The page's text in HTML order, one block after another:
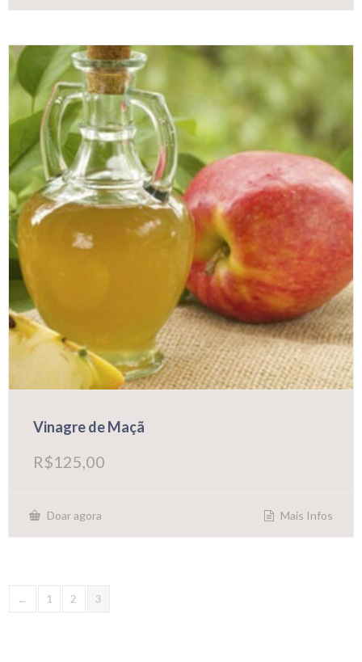
Vinagre de Maçã
R$125,00
Doar agora Mais Infos
← 1 2 3